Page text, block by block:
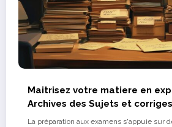
Maitrisez votre matiere en
Archives des Sujets et
precedentes
La préparation aux examens s'appuie sur